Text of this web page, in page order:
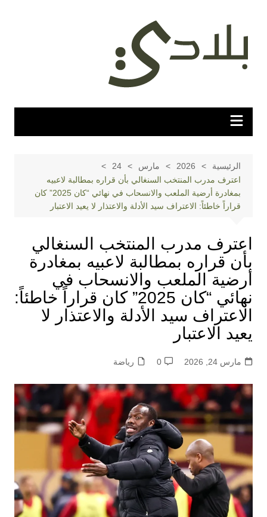
المحتوى
الرئيسية 2026 مارس
24
اعترف مدرب المنتخب السنغالي بأن قراره بمطالبة لاعبيه
بمغادرة أرضية الملعب والانسحاب في نهائي “كان 2025” كان
قراراً خاطئاً: الاعتراف سيد الأدلة والاعتذار لا يعيد الاعتبار
اعترف مدرب المنتخب السنغالي
بأن قراره بمطالبة لاعبيه بمغادرة
أرضية الملعب والانسحاب في
نهائي “كان 2025” كان قراراً خاطئاً:
الاعتراف سيد الأدلة والاعتذار لا
يعيد الاعتبار
مارس 24, 2026 0 رياضة